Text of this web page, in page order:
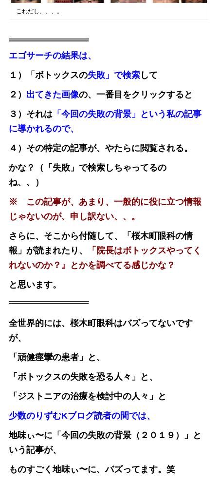
これだし、、、。
エゴサーチの結果は、
１）「ボトックスの失敗」で検索 して
２） 出てきた画像の、一番目をクリックすると
３）それは 「今回の失敗の背景」という私の記事
に導かれるので、
４）その特定の記事が、やたらに閲覧される。
かな？（「失敗」で検索しちゃってるの
ね、、）
※ この記事が、あまり、一般的に役に立つ情報
じゃないのが、申し訳ない、、。
さらに、そこから付随して、「桜木町眼科の情
報」が読まれたり、
「院長はボトックスやってく
れないのか？』とかを調べてる感じかな？
と思います。
全世界的には、桜木町眼科はバズってないです
が、
「頑健痙攣の患者」と、
「ボトックスの失敗を恐る人々」と、
「ジストニアの治療を検討中の人々」と
少数のりずむKブログ読者の間では、
地味ぃ〜に「今回の失敗の背景（２０１９）」と
いう記事が、
ものすごく地味ぃ〜に、バズってます。笑